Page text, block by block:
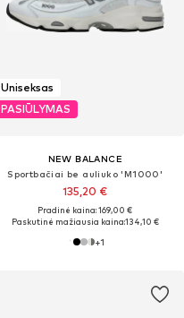
Uniseksas
PASIŪLYMAS
NEW BALANCE
Sportbačiai be auliuko 'M1000'
135,20 €
Pradinė kaina: 169,00 €
Paskutinė mažiausia kaina:134,10 €
+1